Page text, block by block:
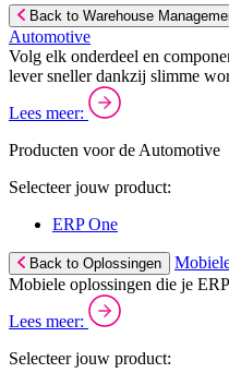
Back to Warehouse
Automotive
Volg elk onderdeel en
lever sneller dankzij slimme
Lees meer:
Producten voor de Automotive
Selecteer jouw product:
ERP One
Back to Oplossingen
Mobiele oplossingen die je
Lees meer:
Selecteer jouw product: